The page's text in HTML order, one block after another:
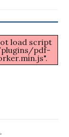
load script
pdf-